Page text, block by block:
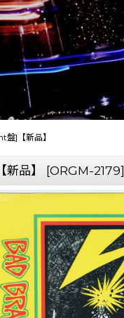
]【新品】
品】 [ORGM-2179]